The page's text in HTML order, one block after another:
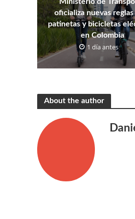
oficializa nuevas reglas
patinetas y bicicletas
en Colombia
1 día antes
About the author